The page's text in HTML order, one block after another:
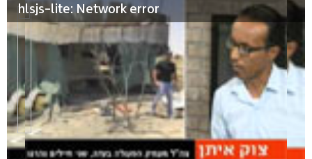
hlsjs-lite: Network error